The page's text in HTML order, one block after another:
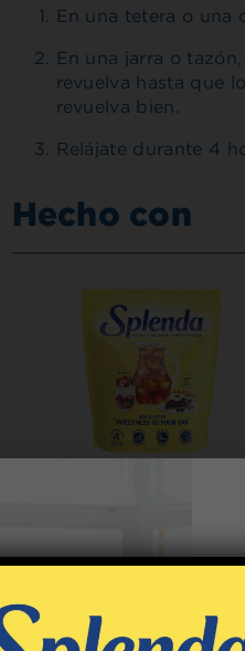
En una tetera o una
En una jarra o
revuelva hasta que
revuelva bien.
Relájate durante 4
Hecho con